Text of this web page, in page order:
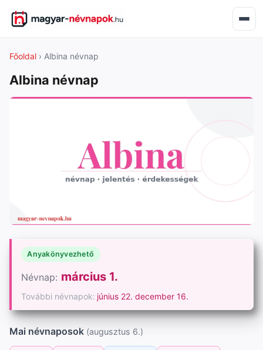
Főoldal › Albina névnap
Albina névnap
Anyakönyvezhető
Névnap: március 1.
További névnapok: június 22.·december 16.
Mai névnaposok (augusztus 6.)